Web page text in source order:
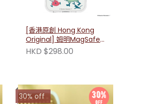
[香港原創 Hong Kong
Original] 姆明MagSafe
防摔手機殼（友伴冒險）
HKD $298.00
30% off